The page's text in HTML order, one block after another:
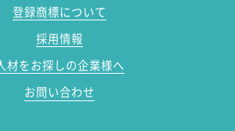
登録商標について
採用情報
材をお探しの企業様へ
お問い合わせ